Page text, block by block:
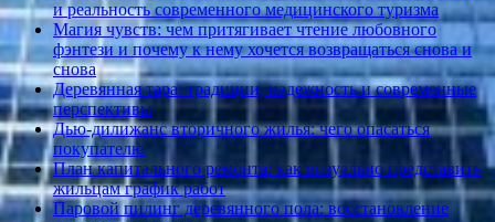
и реальность современного медицинского туризма
Магия чувств: чем притягивает чтение любовного
фэнтези и почему к нему хочется возвращаться снова и
снова
Деревянная тара: традиции, надежность и современные
перспективы
Дью-дилижанс вторичного жилья: чего опасаться
покупателю
План капитального ремонта: как визуально представить
жильцам график работ
Паровой пилинг деревянного пола: восстановление